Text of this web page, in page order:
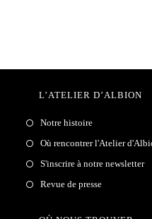
L’ATELIER D’ALBION
Notre histoire
Où rencontrer l'Atelier
S'inscrire à notre newsletter
Revue de presse